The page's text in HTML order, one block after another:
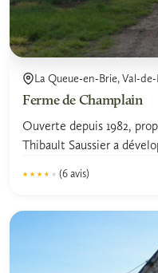
La Queue-en-Brie, Val-
Ferme de Champlain
Ouverte depuis 1982,
Thibault Saussier a
★★★★★
★★★★★ (6 avis)